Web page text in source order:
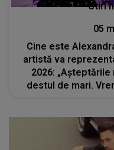
Stiri
05
Cine este
artistă va
2026:
destul de mari.